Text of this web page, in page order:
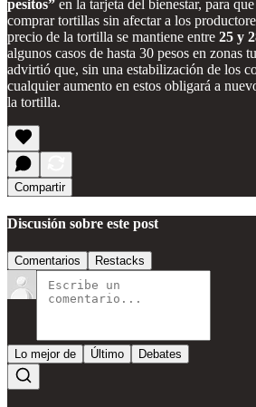
pesitos” en la tarjeta del bienestar, para
comprar tortillas sin afectar a los
precio de la tortilla se mantiene entre 25 y
algunos casos de hasta 30 pesos en zonas
advirtió que, sin una estabilización de los
cualquier aumento en estos obligará a
la tortilla.
Compartir
Discusión sobre este post
Comentarios Restacks
Lo mejor de Último Debates